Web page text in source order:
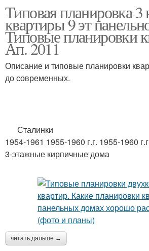
Типовая планировка 3
квартиры 9 эт
Типовые планировки
Ап. 2011
Описание и типовые планировки
до современных.
Сталинки
1954-1961 1955-1960 г.г. 1955-1960
3-этажные кирпичные дома
читать дальше →